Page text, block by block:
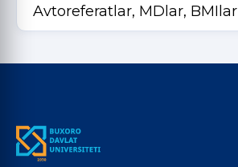
Avtoreferatlar, MDlar, BMIlar